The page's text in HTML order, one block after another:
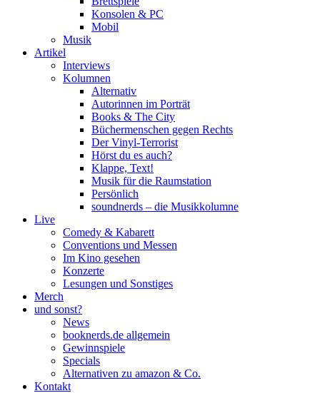
Konsolen & PC
Mobil
Musik
Artikel
Interviews
Kolumnen
Alternativ
Autorinnen im Porträt
Books & The City
Büchermenschen gegen Rechts
Der Vinyl-Terrorist
Hörst du es auch?
Klappe, Text!
Musik für die Raumstation
Persönlich
soundnerds – die Musikkolumne
Live
Comedy & Kabarett
Conventions und Messen
Im Kino gesehen
Konzerte
Lesungen und Sonstiges
Merch
und sonst?
News
booknerds.de allgemein
Gewinnspiele
Specials
Alternativen zu amazon & Co.
Kontakt